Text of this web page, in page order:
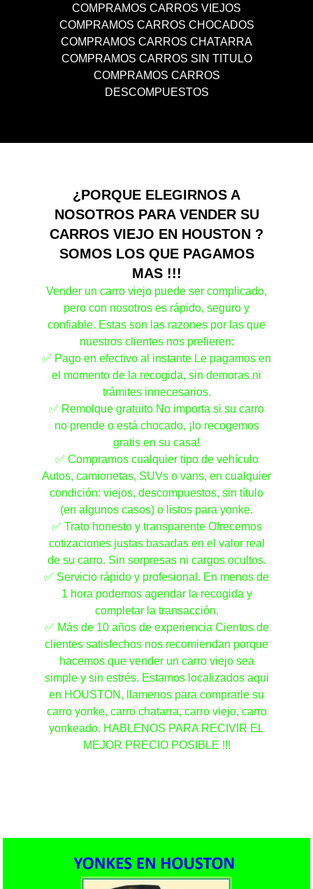
COMPRAMOS CARROS VIEJOS
COMPRAMOS CARROS CHOCADOS
COMPRAMOS CARROS CHATARRA
COMPRAMOS CARROS SIN TITULO
COMPRAMOS CARROS
DESCOMPUESTOS
¿PORQUE ELEGIRNOS A
NOSOTROS PARA VENDER SU
CARROS VIEJO EN HOUSTON ?
SOMOS LOS QUE PAGAMOS
MAS !!!
Vender un carro viejo puede ser complicado,
pero con nosotros es rápido, seguro y
confiable. Estas son las razones por las que
nuestros clientes nos prefieren:
✅ Pago en efectivo al instante Le pagamos en
el momento de la recogida, sin demoras ni
trámites innecesarios.
✅ Remolque gratuito No importa si su carro
no prende o está chocado, ¡lo recogemos
gratis en su casa!
✅ Compramos cualquier tipo de vehículo
Autos, camionetas, SUVs o vans, en cualquier
condición: viejos, descompuestos, sin título
(en algunos casos) o listos para yonke.
✅ Trato honesto y transparente Ofrecemos
cotizaciones justas basadas en el valor real
de su carro. Sin sorpresas ni cargos ocultos.
✅ Servicio rápido y profesional. En menos de
1 hora podemos agendar la recogida y
completar la transacción.
✅ Más de 10 años de experiencia Cientos de
clientes satisfechos nos recomiendan porque
hacemos que vender un carro viejo sea
simple y sin estrés. Estamos localizados aqui
en HOUSTON, llamenos para comprarle su
carro yonke, carro chatarra, carro viejo, carro
yonkeado. HABLENOS PARA RECIVIR EL
MEJOR PRECIO POSIBLE !!!